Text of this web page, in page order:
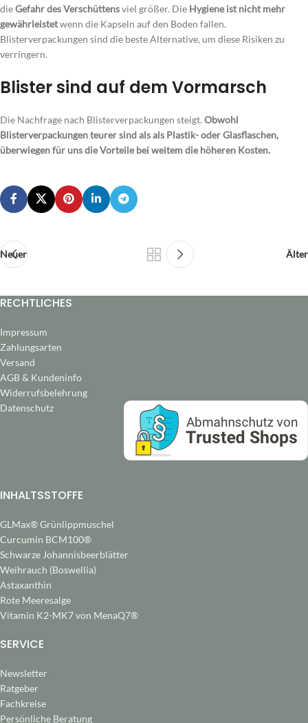
dieGefahr des Verschüttensviel größer. Die Hygiene ist nicht mehr
gewährleistetwenn die Kapseln auf den Boden fallen.
Blisterverpackungen sind die beste Alternative, um diese Risiken zu
verringern.
Blister sind auf dem Vormarsch
Die Nachfrage nach Blisterverpackungen steigt. Obwohl
Blisterverpackungen teurer sind als als Plastik- oder Glasflaschen,
überwiegen für uns die Vorteile bei weitem die höheren Kosten.
Neuer Älter
RECHTLICHES
Impressum
Zahlungsarten
Versand
AGB & Kundeninfo
Widerrufsbelehrung
Datenschutz
INHALTSSTOFFE
GLMax® Grünlippmuschel
Curcumin BCM100®
Schwarze Johannisbeerblätter
Weihrauch (Boswellia)
Astaxanthin
Rote Meeresalge
Vitamin K2-MK7 von MenaQ7®
SERVICE
Newsletter
Ratgeber
Fachkreise
Persönliche Beratung